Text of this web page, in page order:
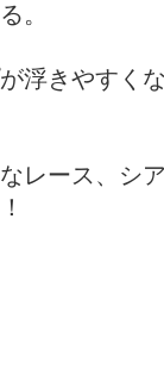
。
浮きやすく
レース、シ